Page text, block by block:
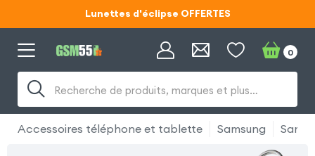
Lunettes d'éclipse OFFERTES
Code ECLIPSE55
Code ECLIPSE55
Recherche de produits, marques et plus…
0
Accessoires téléphone et tablette Samsung